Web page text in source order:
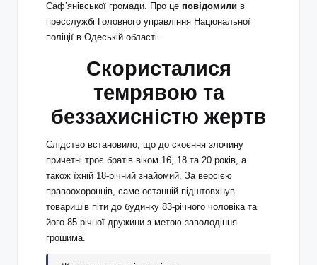
Саф’янівської громади. Про це повідомили в
пресслужбі Головного управління Національної
поліції в Одеській області.
Скористалися
темрявою та
беззахисністю жертв
Слідство встановило, що до скоєння злочину
причетні троє братів віком 16, 18 та 20 років, а
також їхній 18-річний знайомий. За версією
правоохоронців, саме останній підштовхнув
товаришів піти до будинку 83-річного чоловіка та
його 85-річної дружини з метою заволодіння
грошима.